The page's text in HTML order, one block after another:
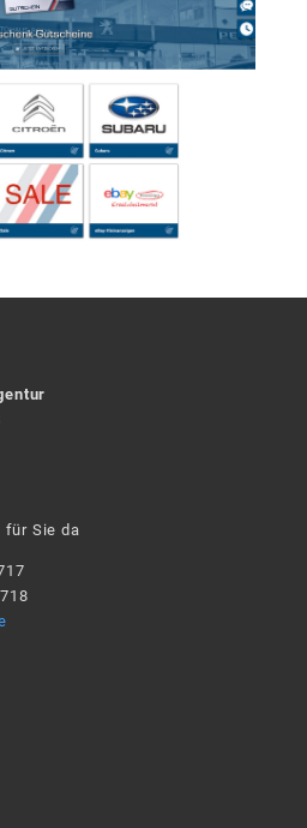
Sie da